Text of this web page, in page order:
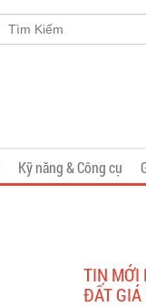
Kỹ năng & Công cụ
TIN MỚI
ĐẤT GIÁ